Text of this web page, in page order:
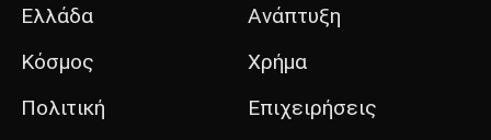
Ελλάδα
Κόσμος
Πολιτική
Ανάπτυξη
Χρήμα
Επιχειρήσεις